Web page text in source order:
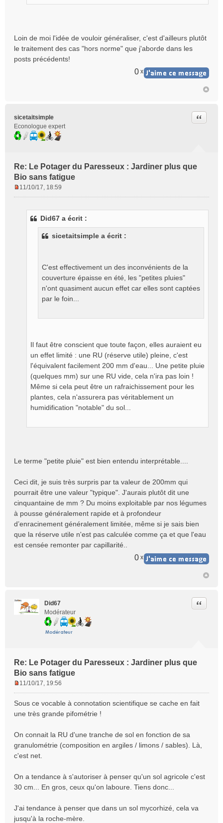
Loin de moi l'idée de vouloir généraliser, c'est d'ailleurs plutôt
le traitement des cas "hors norme" que j'aborde dans les
posts précédents!
0 x
sicetaitsimple
Econologue expert
Re: Le Potager du Paresseux : Jardiner plus que
Bio sans fatigue
Citer
11/10/17, 18:59
Did67 a écrit :
sicetaitsimple a écrit :
C'est effectivement un des inconvénients de la
couverture épaisse en été, les "petites pluies"
n'ont quasiment aucun effet car elles sont captées
par le foin...
Il faut être conscient que toute façon, elles auraient eu
un effet limité : une RU (réserve utile) pleine, c'est
l'équivalent facilement 200 mm d'eau... Une petite pluie
(quelques mm) sur une RU vide, cela n'ira pas loin !
Même si cela peut être un rafraichissement pour les
plantes, cela n'assurera pas véritablement un
humidification "notable" du sol...
Le terme "petite pluie" est bien entendu interprétable....
Ceci dit, je suis très surpris par ta valeur de 200mm qui
pourrait être une valeur "typique". J'aurais plutôt dit une
cinquantaine de mm ? Du moins exploitable par nos légumes
à pousse généralement rapide et à profondeur
d’enracinement généralement limitée, même si je sais bien
que la réserve utile n'est pas calculée comme ça et que l'eau
est censée remonter par capillarité..
0 x
Did67
Modérateur
Re: Le Potager du Paresseux : Jardiner plus que
Bio sans fatigue
Citer
s
s
g
e
l
u
11/10/17, 19:56
Sous ce vocable à connotation scientifique se cache en fait
une très grande pifométrie !
On connait la RU d'une tranche de sol en fonction de sa
granulométrie (composition en argiles / limons / sables). Là,
c'est net.
On a tendance à s'autoriser à penser qu'un sol agricole c'est
30 cm... En gros, ceux qu'on laboure. Tiens donc...
J'ai tendance à penser que dans un sol mycorhizé, cela va
jusqu'à la roche-mère.